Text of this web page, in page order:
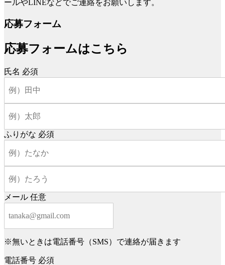
ールやLINEなどでご連絡をお願いします。
応募フォーム
応募フォームはこちら
氏名 必須
ふりがな 必須
メール 任意
※無いときは電話番号（SMS）で連絡が届きます
電話番号 必須